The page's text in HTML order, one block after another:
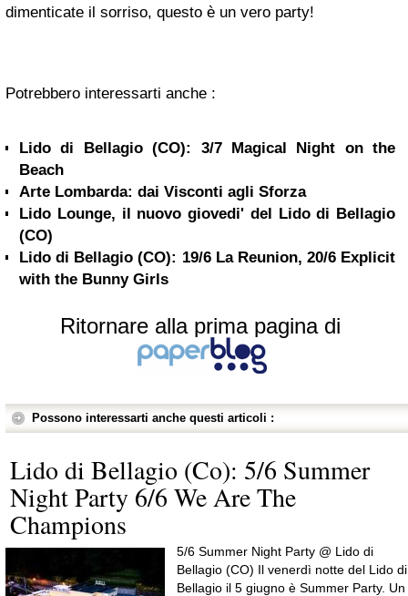
dimenticate il sorriso, questo è un vero party!
Potrebbero interessarti anche :
Lido di Bellagio (CO): 3/7 Magical Night on the
Beach
Arte Lombarda: dai Visconti agli Sforza
Lido Lounge, il nuovo giovedi' del Lido di Bellagio
(CO)
Lido di Bellagio (CO): 19/6 La Reunion, 20/6 Explicit
with the Bunny Girls
Ritornare alla prima pagina di
Possono interessarti anche questi articoli :
Lido di Bellagio (Co): 5/6 Summer
Night Party 6/6 We Are The
Champions
5/6 Summer Night Party @ Lido di
Bellagio (CO) Il venerdì notte del Lido di
Bellagio il 5 giugno è Summer Party. Un